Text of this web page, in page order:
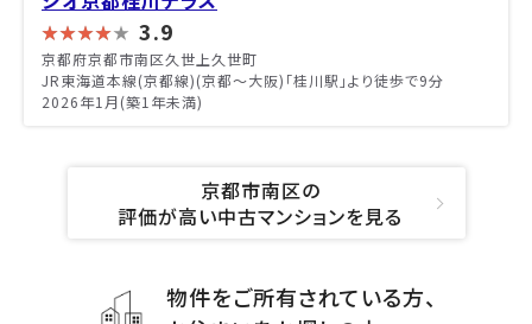
3.9
京都府京都市南区久世上久世町
JR東海道本線(京都線)(京都～大阪)「桂川駅」より徒歩で9分
2026年1月(築1年未満)
京都市南区の
評価が高い中古マンションを見る
物件をご所有されている方、